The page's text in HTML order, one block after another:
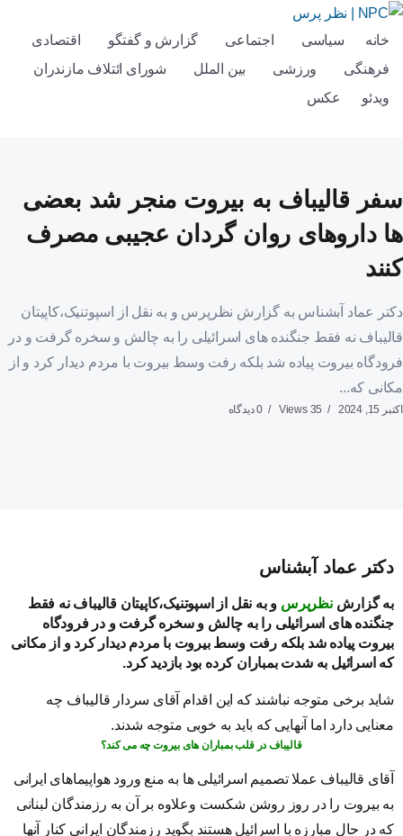
خانه سیاسی اجتماعی گزارش و گفتگو
اقتصادی
فرهنگی
ورزشی بین الملل
شورای ائتلاف مازندران
ویدئو
عکس
سفر قالیباف به بیروت منجر شد بعضی
ها داروهای روان گردان عجیبی مصرف
کنند
دکتر عماد آبشناس به گزارش نظرپرس و به نقل از اسپوتنیک،کاپیتان
قالیباف نه فقط جنگنده های اسرائیلی را به چالش و سخره گرفت و در
فرودگاه بیروت پیاده شد بلکه رفت وسط بیروت با مردم دیدار کرد و از
مکانی که...
اکتبر 15, 2024 35 Views 0 دیدگاه
دکتر عماد آبشناس
به گزارشنظرپرس و به نقل از اسپوتنیک،کاپیتان قالیباف نه فقط
جنگنده های اسرائیلی را به چالش و سخره گرفت و در فرودگاه
بیروت پیاده شد بلکه رفت وسط بیروت با مردم دیدار کرد و از مکانی
که اسرائیل به شدت بمباران کرده بود بازدید کرد.
شاید برخی متوجه نباشند که این اقدام آقای سردار قالیباف چه
معنایی دارد اما آنهایی که باید به خوبی متوجه شدند.
قالیباف در قلب بمباران های بیروت چه می کند؟
آقای قالیباف عملا تصمیم اسرائیلی ها به منع ورود هواپیماهای ایرانی
به بیروت را در روز روشن شکست وعلاوه بر آن به رزمندگان لبنانی
که در حال مبارزه با اسرائیل هستند بگوید رزمندگان ایرانی کنار آنها